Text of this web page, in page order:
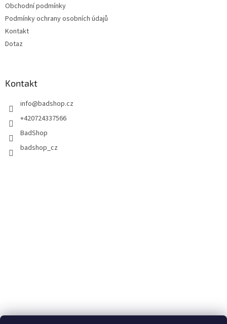
Obchodní podmínky
Podmínky ochrany osobních údajů
Kontakt
Dotaz
Kontakt
info@badshop.cz
+420724337566
BadShop
badshop_cz